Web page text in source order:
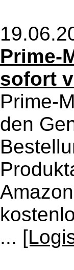
Prime-
sofort
Prime-
den
...